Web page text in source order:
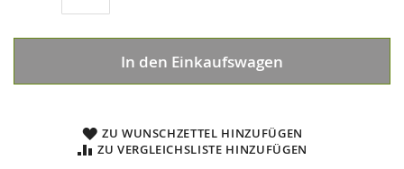
In den Einkaufswagen
ZU WUNSCHZETTEL HINZUFÜGEN
ZU VERGLEICHSLISTE HINZUFÜGEN